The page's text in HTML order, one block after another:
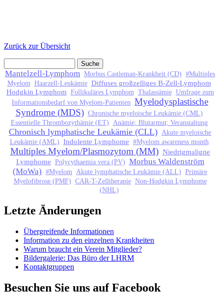
Zurück zur Übersicht
Suchformular
Mantelzell-Lymphom Morbus Castleman-Krankheit (CD) #Multiples
Myelom Haarzell-Leukämie Diffuses großzelliges B-Zell-Lymphom
Hodgkin Lymphom Follikuläres Lymphom Thalassämie Umfrage zum
Informationsbedarf von Myelom-Patienten Myelodysplastische
Syndrome (MDS) Chronische myeloische Leukämie (CML)
Essentielle Thrombozythämie (ET) Anämie; Blutarmut; Veranstaltung
Chronisch lymphatische Leukämie (CLL) Akute myeloische
Leukämie (AML) Indolente Lymphome #Myelom awareness month
Multiples Myelom/Plasmozytom (MM) Niedrigmaligne
Lymphome Polycythaemia vera (PV) Morbus Waldenström
(MoWa) #Myelom Akute lymphatische Leukämie (ALL) Primäre
Myelofibrose (PMF) CAR-T-Zelltherapie Non-Hodgkin Lymphome
(NHL)
Letzte Änderungen
Übergreifende Informationen
Information zu den einzelnen Krankheiten
Warum braucht ein Verein Mitglieder?
Bildergalerie: Das Büro der LHRM
Kontaktgruppen
Besuchen Sie uns auf Facebook